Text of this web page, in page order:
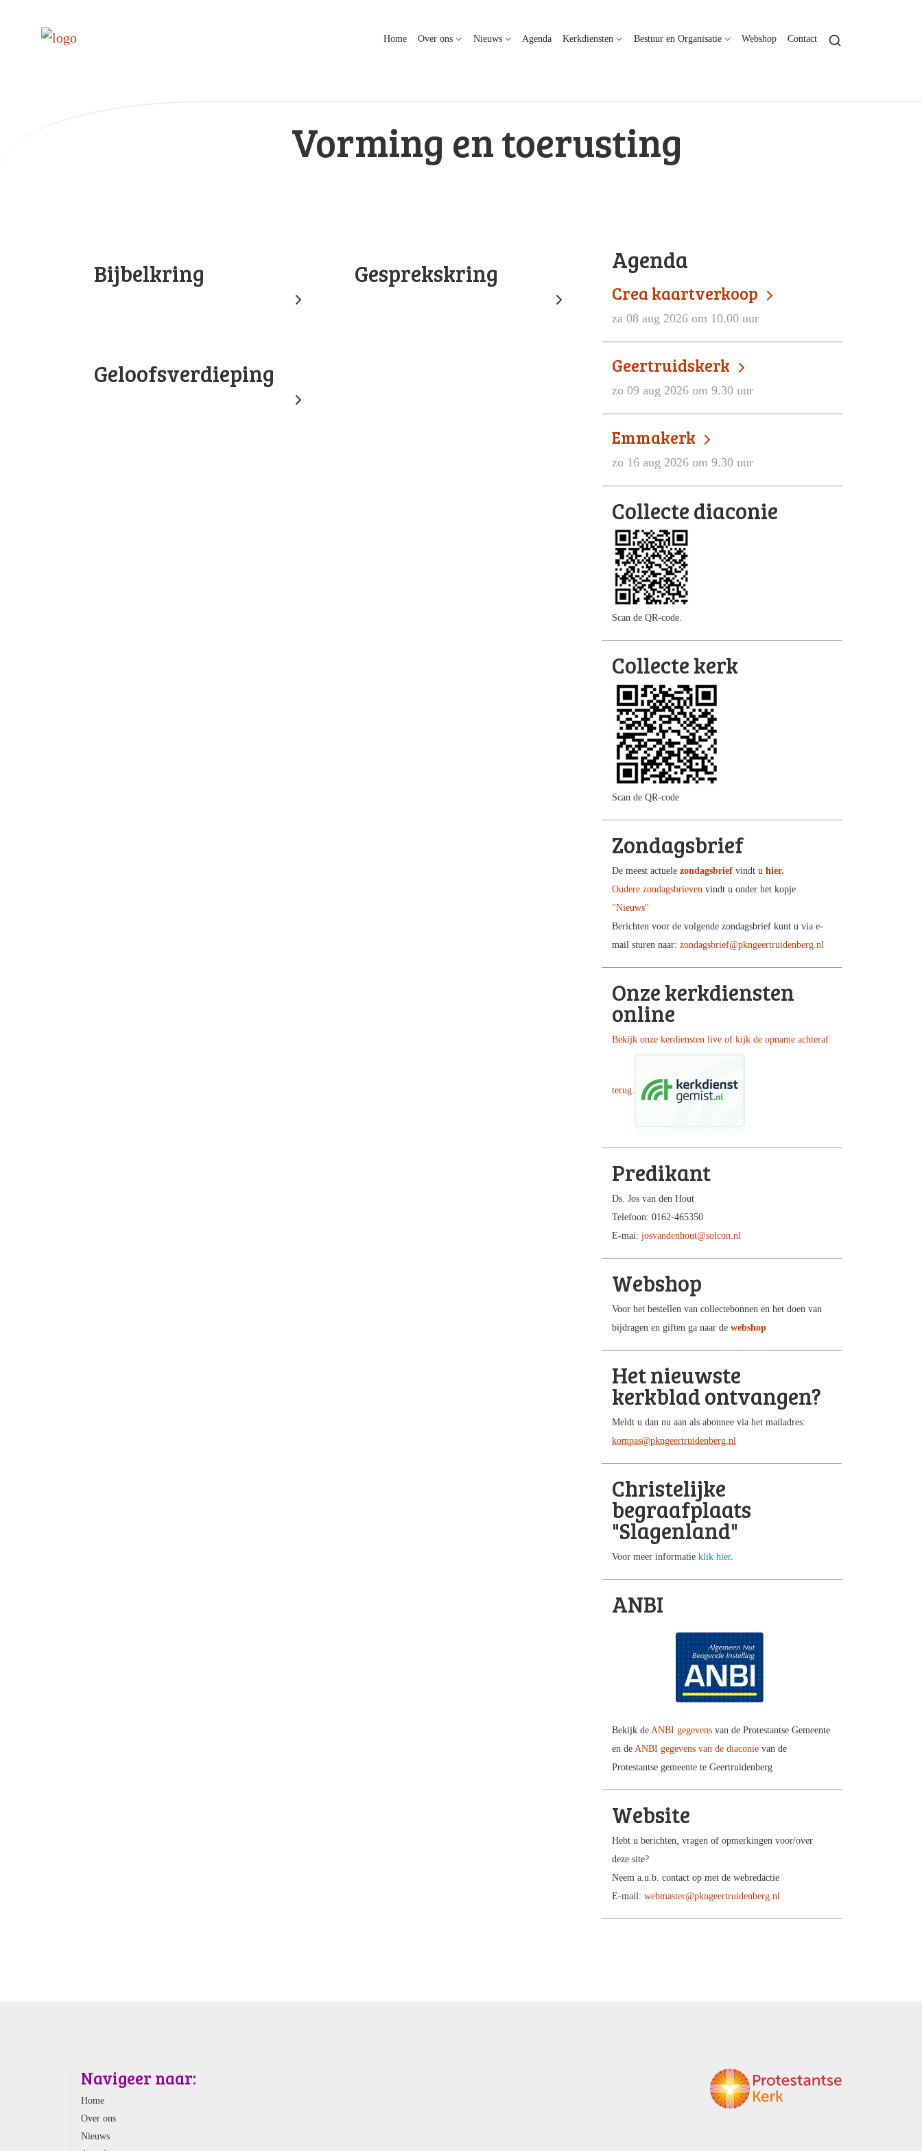
Home Over ons Nieuws Agenda Kerkdiensten Bestuur en Organisatie Webshop Contact
Vorming en toerusting
Bijbelkring Gesprekskring
Geloofsverdieping
Agenda
Crea kaartverkoop
za 08 aug 2026 om 10.00 uur
Geertruidskerk
zo 09 aug 2026 om 9.30 uur
Emmakerk
zo 16 aug 2026 om 9.30 uur
Collecte diaconie
Scan de QR-code.
Collecte kerk
Scan de QR-code
Zondagsbrief
De meest actuele zondagsbrief vindt u hier.
Oudere zondagsbrieven vindt u onder het kopje
"Nieuws"
Berichten voor de volgende zondagsbrief kunt u via e-
mail sturen naar: zondagsbrief@pkngeertruidenberg.nl
Onze kerkdiensten
online
Bekijk onze kerdiensten live of kijk de opname achteraf
terug.
Predikant
Ds. Jos van den Hout
Telefoon: 0162-465350
E-mai: josvandenhout@solcon.nl
Webshop
Voor het bestellen van collectebonnen en het doen van
bijdragen en giften ga naar de webshop
Het nieuwste
kerkblad ontvangen?
Meldt u dan nu aan als abonnee via het mailadres:
kompas@pkngeertruidenberg.nl
Christelijke
begraafplaats
"Slagenland"
Voor meer informatie klik hier.
ANBI
Bekijk de ANBI gegevens van de Protestantse Gemeente
en de ANBI gegevens van de diaconie van de
Protestantse gemeente te Geertruidenberg
Website
Hebt u berichten, vragen of opmerkingen voor/over
deze site?
Neem a.u.b. contact op met de webredactie
E-mail: webmaster@pkngeertruidenberg.nl
Navigeer naar:
Home
Over ons
Nieuws